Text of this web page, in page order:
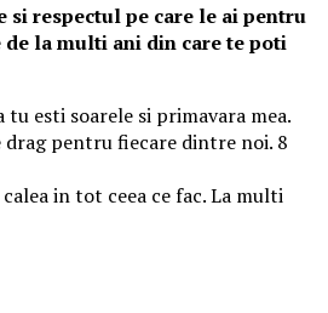
respectul pe care le ai pentru
de la multi ani din care te poti
esti soarele si primavara mea.
drag pentru fiecare dintre noi. 8
in tot ceea ce fac. La multi